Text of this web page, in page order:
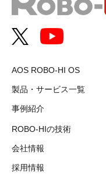
AOS ROBO-HI OS
製品・サービス一覧
事例紹介
ROBO-HIの技術
会社情報
採用情報